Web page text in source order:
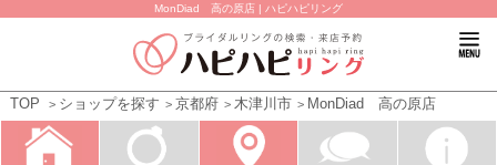
MonDiad 高の原店 | ハピハピリング
TOP ショップを探す 京都府 木津川市 MonDiad 高の原店